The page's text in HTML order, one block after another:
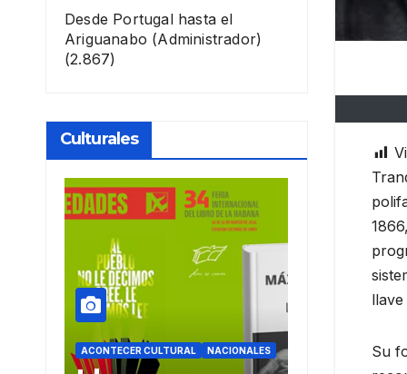
Desde Portugal hasta el
Ariguanabo (Administrador)
(2.867)
Culturales
ACONTECER CULTURAL ACONTECERSu